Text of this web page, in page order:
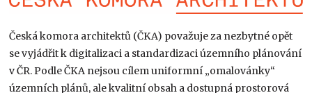
Česká komora architektů (ČKA) považuje za nezbytné opět
se vyjádřit k digitalizaci a standardizaci územního plánování
v ČR. Podle ČKA nejsou cílem uniformní „omalovánky“
územních plánů, ale kvalitní obsah a dostupná prostorová